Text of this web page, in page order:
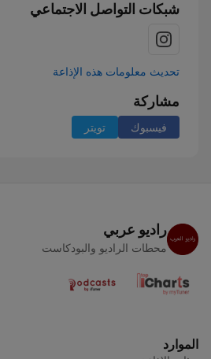
شبكات التواصل الاجتماعي
تحديث معلومات هذه الإذاعة
مشاركة
فيسبوك تويتر
راديو عربي
محطات الراديو والبودكاست
الموارد